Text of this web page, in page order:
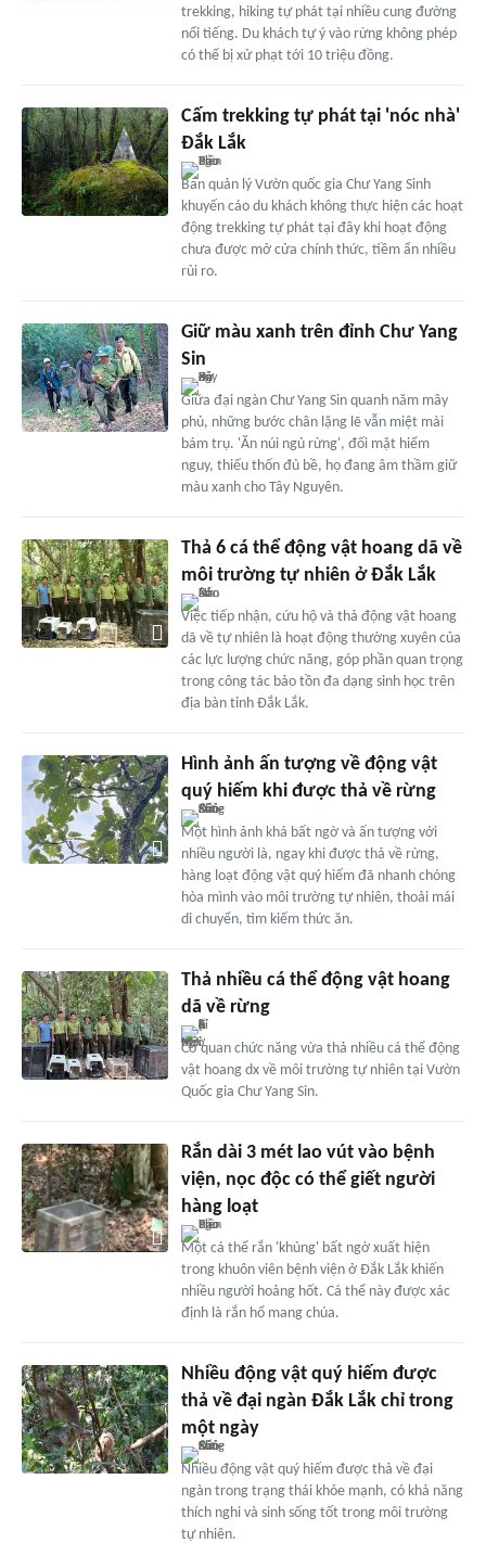
trekking, hiking tự phát tại nhiều cung đường
nổi tiếng. Du khách tự ý vào rừng không phép
có thể bị xử phạt tới 10 triệu đồng.
Cấm trekking tự phát tại 'nóc nhà'
Đắk Lắk
Ban quản lý Vườn quốc gia Chư Yang Sinh
khuyến cáo du khách không thực hiện các hoạt
động trekking tự phát tại đây khi hoạt động
chưa được mở cửa chính thức, tiềm ẩn nhiều
rủi ro.
Giữ màu xanh trên đỉnh Chư Yang
Sin
Giữa đại ngàn Chư Yang Sin quanh năm mây
phủ, những bước chân lặng lẽ vẫn miệt mài
bám trụ. 'Ăn núi ngủ rừng', đối mặt hiểm
nguy, thiếu thốn đủ bề, họ đang âm thầm giữ
màu xanh cho Tây Nguyên.
Thả 6 cá thể động vật hoang dã về
môi trường tự nhiên ở Đắk Lắk
Việc tiếp nhận, cứu hộ và thả động vật hoang
dã về tự nhiên là hoạt động thường xuyên của
các lực lượng chức năng, góp phần quan trọng
trong công tác bảo tồn đa dạng sinh học trên
địa bàn tỉnh Đắk Lắk.
Hình ảnh ấn tượng về động vật
quý hiếm khi được thả về rừng
Một hình ảnh khá bất ngờ và ấn tượng với
nhiều người là, ngay khi được thả về rừng,
hàng loạt động vật quý hiếm đã nhanh chóng
hòa mình vào môi trường tự nhiên, thoải mái
di chuyển, tìm kiếm thức ăn.
Thả nhiều cá thể động vật hoang
dã về rừng
Cơ quan chức năng vừa thả nhiều cá thể động
vật hoang dx về môi trường tự nhiên tại Vườn
Quốc gia Chư Yang Sin.
Rắn dài 3 mét lao vút vào bệnh
viện, nọc độc có thể giết người
hàng loạt
Một cá thể rắn 'khủng' bất ngờ xuất hiện
trong khuôn viên bệnh viện ở Đắk Lắk khiến
nhiều người hoảng hốt. Cá thể này được xác
định là rắn hổ mang chúa.
Nhiều động vật quý hiếm được
thả về đại ngàn Đắk Lắk chỉ trong
một ngày
Nhiều động vật quý hiếm được thả về đại
ngàn trong trạng thái khỏe mạnh, có khả năng
thích nghi và sinh sống tốt trong môi trường
tự nhiên.